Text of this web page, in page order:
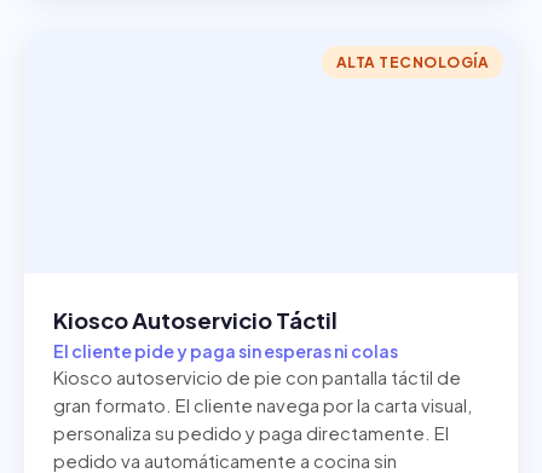
ALTA TECNOLOGÍA
Kiosco Autoservicio Táctil
El cliente pide y paga sin esperas ni colas
Kiosco autoservicio de pie con pantalla táctil de
gran formato. El cliente navega por la carta visual,
personaliza su pedido y paga directamente. El
pedido va automáticamente a cocina sin